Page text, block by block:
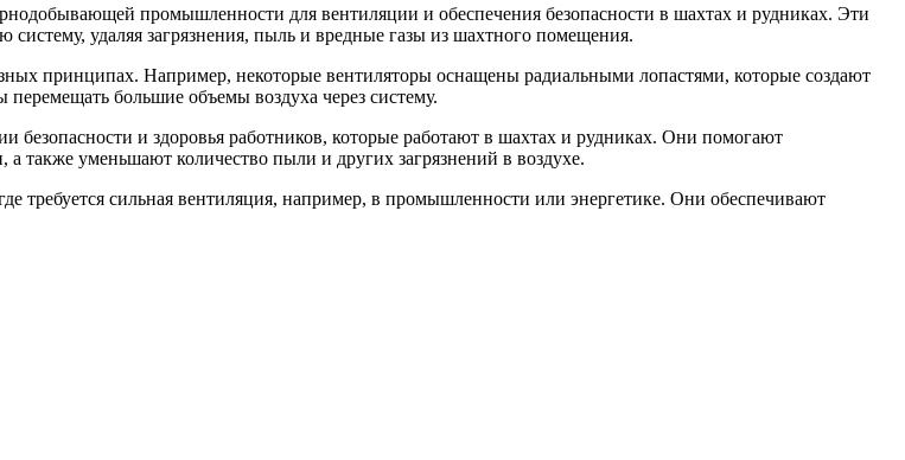
промышленности для вентиляции и обеспечения безопасности в шахтах и рудниках. Эти
удаляя загрязнения, пыль и вредные газы из шахтного помещения.
принципах. Например, некоторые вентиляторы оснащены радиальными лопастями, которые создают
большие объемы воздуха через систему.
и здоровья работников, которые работают в шахтах и рудниках. Они помогают
также уменьшают количество пыли и других загрязнений в воздухе.
требуется сильная вентиляция, например, в промышленности или энергетике. Они обеспечивают